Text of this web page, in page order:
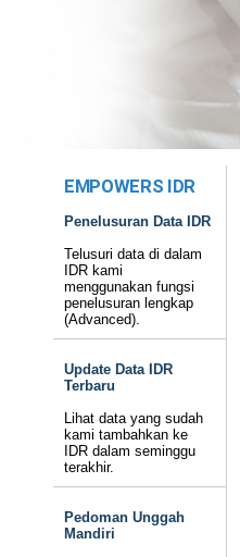
EMPOWERS IDR
Penelusuran Data IDR
Telusuri data di dalam
IDR kami
menggunakan fungsi
penelusuran lengkap
(Advanced).
Update Data IDR
Terbaru
Lihat data yang sudah
kami tambahkan ke
IDR dalam seminggu
terakhir.
Pedoman Unggah
Mandiri